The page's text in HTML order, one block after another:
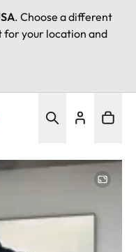
. Choose a different
your location and